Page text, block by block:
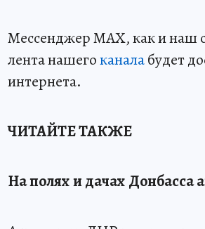
Мессенджер MAX, как и наш
лента нашегоканалабудет
интернета.
ЧИТАЙТЕ ТАКЖЕ
На полях и дачах Донбасса